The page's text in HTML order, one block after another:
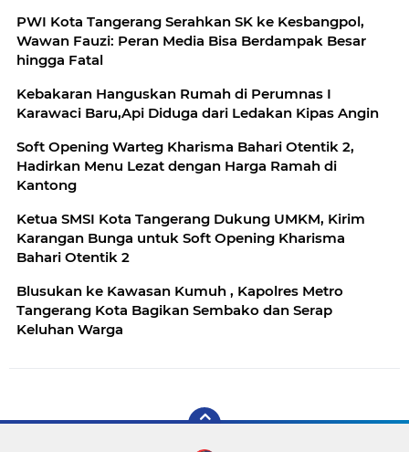
PWI Kota Tangerang Serahkan SK ke Kesbangpol,
Wawan Fauzi: Peran Media Bisa Berdampak Besar
hingga Fatal
Kebakaran Hanguskan Rumah di Perumnas I
Karawaci Baru,Api Diduga dari Ledakan Kipas Angin
Soft Opening Warteg Kharisma Bahari Otentik 2,
Hadirkan Menu Lezat dengan Harga Ramah di
Kantong
Ketua SMSI Kota Tangerang Dukung UMKM, Kirim
Karangan Bunga untuk Soft Opening Kharisma
Bahari Otentik 2
Blusukan ke Kawasan Kumuh , Kapolres Metro
Tangerang Kota Bagikan Sembako dan Serap
Keluhan Warga